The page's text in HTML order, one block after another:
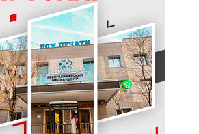
встречу главы Якутии с
Путиным сигналом доверия и
значимости региона
Социальные участковые в
Якутии приняли около 2000
обращений
Жительница Жатая похитила